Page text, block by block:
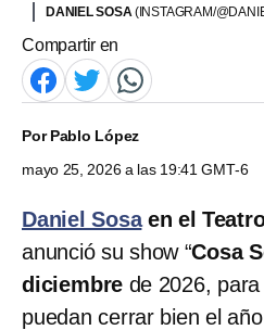
DANIEL SOSA(INSTAGRAM/
Compartir en
PorPablo López
mayo 25, 2026 a las 19:41 GMT-6
Daniel Sosaen el
anunció su show “Cosa
diciembre de 2026,
puedan cerrar bien el